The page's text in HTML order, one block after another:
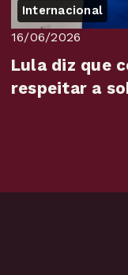
Internacional
16/06/2026
Lula diz que
respeitar a